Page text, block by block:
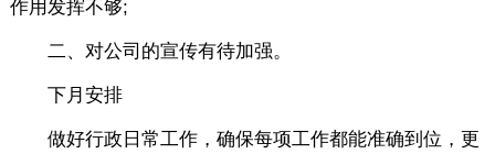
作用发挥不够;
二、对公司的宣传有待加强。
下月安排
做好行政日常工作，确保每项工作都能准确到位，更